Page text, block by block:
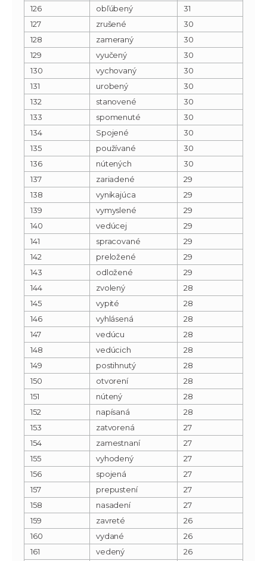
126
obľúbený
31
127
zrušené
30
128
zameraný
30
129
vyučený
30
130
vychovaný
30
131
urobený
30
132
stanovené
30
133
spomenuté
30
134
Spojené
30
135
používané
30
136
nútených
30
137
zariadené
29
138
vynikajúca
29
139
vymyslené
29
140
vedúcej
29
141
spracované
29
142
preložené
29
143
odložené
29
144
zvolený
28
145
vypité
28
146
vyhlásená
28
147
vedúcu
28
148
vedúcich
28
149
postihnutý
28
150
otvorení
28
151
nútený
28
152
napísaná
28
153
zatvorená
27
154
zamestnaní
27
155
vyhodený
27
156
spojená
27
157
prepustení
27
158
nasadení
27
159
zavreté
26
160
vydané
26
161
vedený
26